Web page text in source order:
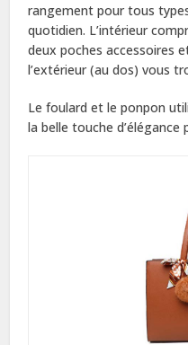
rangement pour tous
quotidien. L’intérieur
deux poches accessoires
l’extérieur (au dos) vous
Le foulard et le ponpon
la belle touche d’élégance